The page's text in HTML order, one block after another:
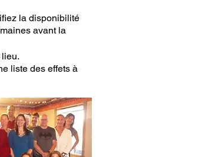
la disponibilité
avant la
liste des effets à